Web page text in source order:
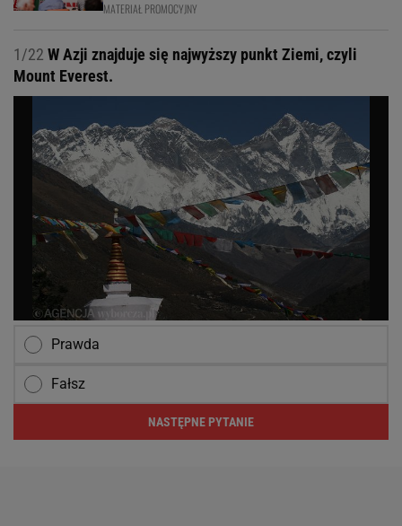
MATERIAŁ PROMOCYJNY
1/22 W Azji znajduje się najwyższy punkt Ziemi, czyli
Mount Everest.
Prawda
Fałsz
NASTĘPNE PYTANIE